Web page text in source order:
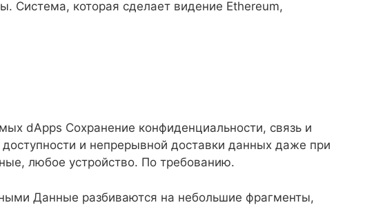
Система, которая сделает видение Ethereum,
dApps Сохранение конфиденциальности, связь и
и непрерывной доставки данных даже при
любое устройство. По требованию.
Данные разбиваются на небольшие фрагменты,